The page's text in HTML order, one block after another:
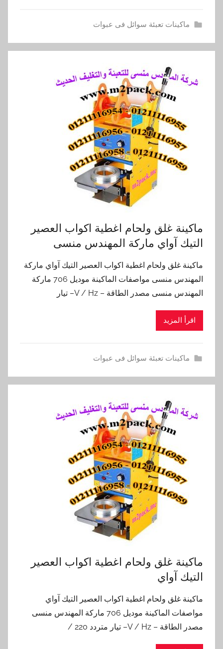
ماكينات تعبئة سوائل فى عبوات
ماكينة غلق ولحام اغطية اكواب العصير
التيك آواي ماركة المهندس منسى
ماكينة غلق ولحام اغطية اكواب العصير التيك آواي ماركة
المهندس منسى مواصفات الماكينة موديل 706 ماركة
المهندس منسى مصدر الطاقة – V / Hz– تيار
اقرأ المزيد
ماكينات تعبئة سوائل فى عبوات
ماكينة غلق ولحام اغطية اكواب العصير
التيك آواي
ماكينة غلق ولحام اغطية اكواب العصير التيك آواي
مواصفات الماكينة موديل 706 ماركة المهندس منسى
مصدر الطاقة – V / Hz– تيار متردد 220 /